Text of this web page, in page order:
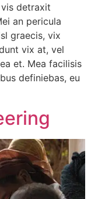
detraxit
an pericula
graecis, vix
vix at, vel
et. Mea facilisis
definiebas, eu